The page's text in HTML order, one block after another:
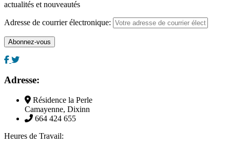
actualités et nouveautés
Adresse de courrier électronique:
Adresse:
Résidence la Perle
Camayenne, Dixinn
664 424 655
Heures de Travail: